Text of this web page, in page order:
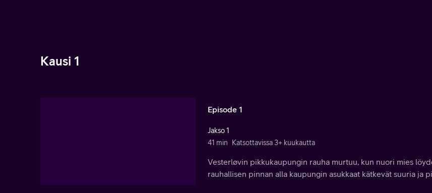
Kausi 1
Episode 1
Jakso 1
41 min
Katsottavissa 3+ kuukautta
Vesterløvin pikkukaupungin rauha murtuu, kun nuori mies
rauhallisen pinnan alla kaupungin asukkaat kätkevät suuria ja